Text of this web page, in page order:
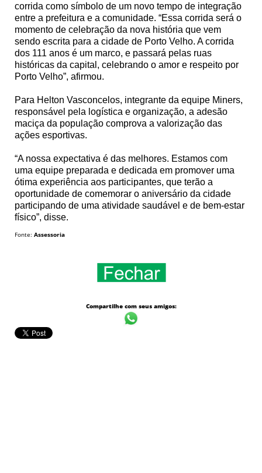
corrida como símbolo de um novo tempo de integração
entre a prefeitura e a comunidade. “Essa corrida será o
momento de celebração da nova história que vem
sendo escrita para a cidade de Porto Velho. A corrida
dos 111 anos é um marco, e passará pelas ruas
históricas da capital, celebrando o amor e respeito por
Porto Velho”, afirmou.
Para Helton Vasconcelos, integrante da equipe Miners,
responsável pela logística e organização, a adesão
maciça da população comprova a valorização das
ações esportivas.
“A nossa expectativa é das melhores. Estamos com
uma equipe preparada e dedicada em promover uma
ótima experiência aos participantes, que terão a
oportunidade de comemorar o aniversário da cidade
participando de uma atividade saudável e de bem-estar
físico”, disse.
Fonte: Assessoria
Compartilhe com seus amigos: